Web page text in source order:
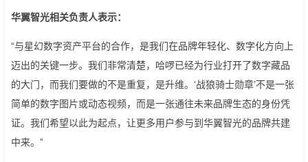
华翼智光相关负责人表示：
“与星幻数字资产平台的合作，是我们在品牌年轻化、数字化方向上
迈出的关键一步。我们非常清楚，哈啰已经为行业打开了数字藏品
的大门，而我们要做的不是重复，是升维。‘战狼骑士勋章’不是一张
简单的数字图片或动态视频，而是一张通往未来品牌生态的身份凭
证。我们希望以此为起点，让更多用户参与到华翼智光的品牌共建
中来。”